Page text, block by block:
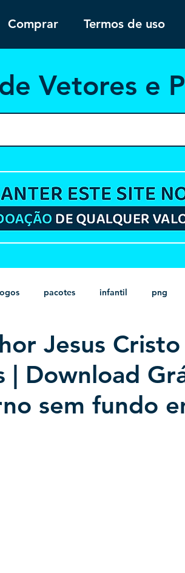
Comprar Termos de uso
Vetores e
pacotes infantil png
HD minimalista psd
Jesus Cristo
| Download
sem fundo